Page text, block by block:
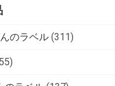
のラベル (311)